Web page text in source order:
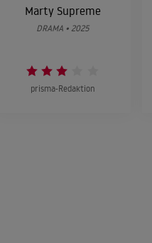
Marty Supreme
DRAMA • 2025
prisma-Redaktion